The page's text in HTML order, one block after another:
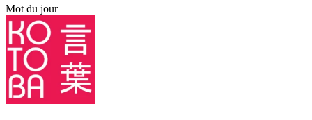
Mot du jour